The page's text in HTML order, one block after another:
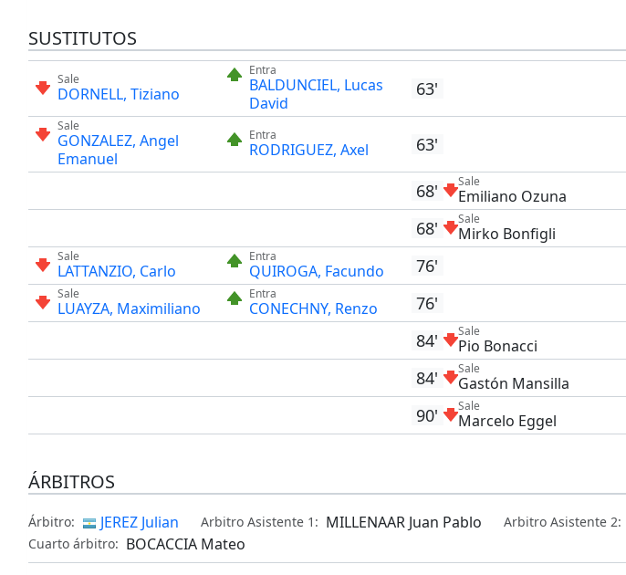
SUSTITUTOS
Sale
DORNELL, Tiziano
Entra
BALDUNCIEL, Lucas
David
63'
Sale
GONZALEZ, Angel
Emanuel
Entra
RODRIGUEZ, Axel 63'
68' Sale
Emiliano Ozuna
68' Sale
Mirko Bonfigli
Sale
LATTANZIO, Carlo
Entra
QUIROGA, Facundo 76'
Sale
LUAYZA, Maximiliano
Entra
CONECHNY, Renzo
76'
84'
Sale
Pio Bonacci
84' Sale
Gastón Mansilla
90' Sale
Marcelo Eggel
ÁRBITROS
Árbitro: JEREZ Julian Arbitro Asistente 1: MILLENAAR Juan Pablo Arbitro Asistente 2:
Cuarto árbitro: BOCACCIA Mateo